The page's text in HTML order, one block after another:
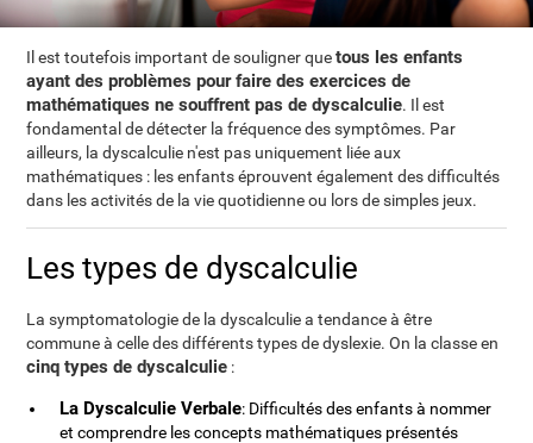
Il est toutefois important de souligner quetous les enfants
ayant des problèmes pour faire des exercices de
mathématiques ne souffrent pas de dyscalculie. Il est
fondamental de détecter la fréquence des symptômes. Par
ailleurs, la dyscalculie n'est pas uniquement liée aux
mathématiques : les enfants éprouvent également des difficultés
dans les activités de la vie quotidienne ou lors de simples jeux.
Les types de dyscalculie
La symptomatologie de la dyscalculie a tendance à être
commune à celle des différents types de dyslexie. On la classe en
cinq types de dyscalculie :
La Dyscalculie Verbale: Difficultés des enfants à nommer
et comprendre les concepts mathématiques présentés